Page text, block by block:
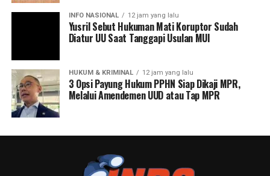
INFO NASIONAL 12 jam yang lalu
Yusril Sebut Hukuman Mati Koruptor Sudah
Diatur UU Saat Tanggapi Usulan MUI
HUKUM & KRIMINAL 12 jam yang lalu
3 Opsi Payung Hukum PPHN Siap Dikaji MPR,
Melalui Amendemen UUD atau Tap MPR